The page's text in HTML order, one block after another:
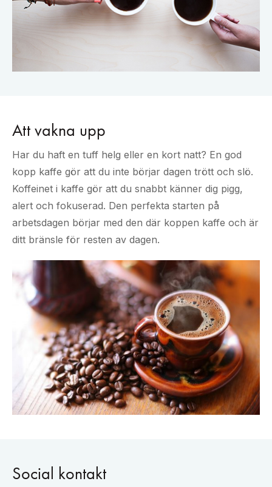
Att vakna upp
Har du haft en tuff helg eller en kort natt? En god
kopp kaffe gör att du inte börjar dagen trött och slö.
Koffeinet i kaffe gör att du snabbt känner dig pigg,
alert och fokuserad. Den perfekta starten på
arbetsdagen börjar med den där koppen kaffe och är
ditt bränsle för resten av dagen.
Social kontakt